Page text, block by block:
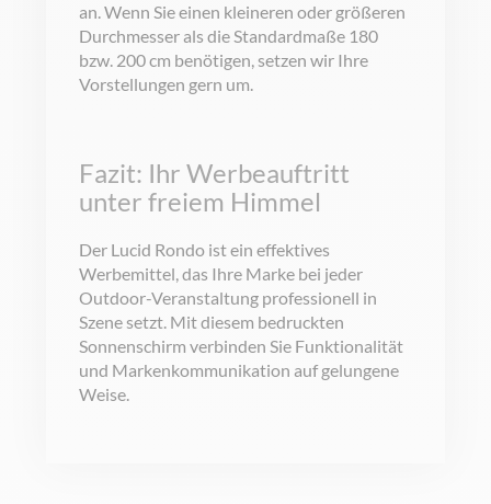
an. Wenn Sie einen kleineren oder größeren
Durchmesser als die Standardmaße 180
bzw. 200 cm benötigen, setzen wir Ihre
Vorstellungen gern um.
Fazit: Ihr Werbeauftritt
unter freiem Himmel
Der Lucid Rondo ist ein effektives
Werbemittel, das Ihre Marke bei jeder
Outdoor-Veranstaltung professionell in
Szene setzt. Mit diesem bedruckten
Sonnenschirm verbinden Sie Funktionalität
und Markenkommunikation auf gelungene
Weise.